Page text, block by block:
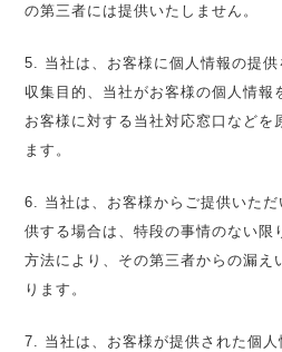
の第三者には提供いたしません。
5. 当社は、お客様に個人情報の提
収集目的、当社がお客様の個人情報
お客様に対する当社対応窓口などを
ます。
6. 当社は、お客様からご提供いた
供する場合は、特段の事情のない限
方法により、その第三者からの漏え
ります。
7. 当社は、お客様が提供された個